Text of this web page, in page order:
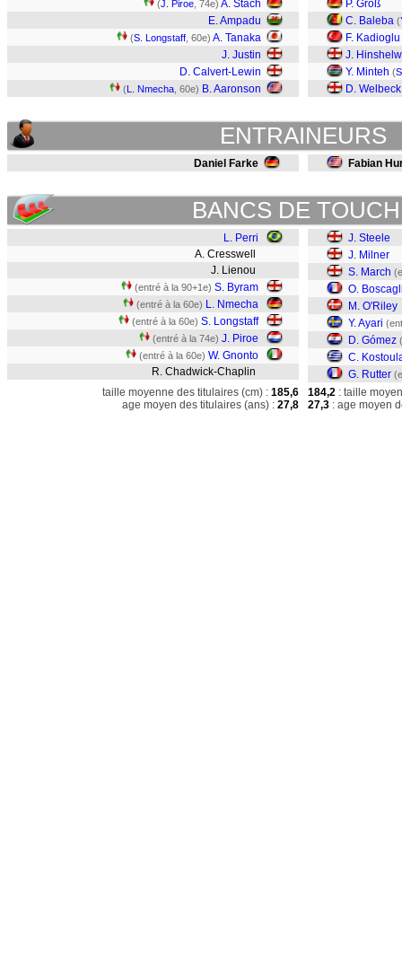
(J. Piroe , 74e) A. Stach
E. Ampadu
(S. Longstaff , 60e) A. Tanaka
J. Justin
D. Calvert-Lewin
(L. Nmecha , 60e) B. Aaronson
P. Groß
C. Baleba (
F. Kadioglu
J.
Y. Minteh (
D. Welbeck
ENTRAINEURS
Daniel Farke Fabian
BANCS DE
L. Perri
A. Cresswell
J. Lienou
(entré à la 90+1e) S. Byram
(entré à la 60e) L. Nmecha
(entré à la 60e) S. Longstaff
(entré à la 74e) J. Piroe
(entré à la 60e) W. Gnonto
R. Chadwick-Chaplin
J. Steele
J. Milner
S. March
O.
M. O'Riley
Y. Ayari
D. Gómez
C.
G. Rutter
taille moyenne des titulaires (cm) : 185,6
age moyen des titulaires (ans) : 27,8
184,2 : taille
27,3 : age moyen